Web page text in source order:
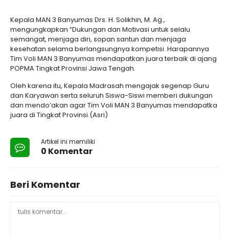
Kepala MAN 3 Banyumas Drs. H. Solikhin, M. Ag.,
mengungkapkan “Dukungan dan Motivasi untuk selalu
semangat, menjaga diri, sopan santun dan menjaga
kesehatan selama berlangsungnya kompetisi. Harapannya
Tim Voli MAN 3 Banyumas mendapatkan juara terbaik di ajang
POPMA Tingkat Provinsi Jawa Tengah.
Oleh karena itu, Kepala Madrasah mengajak segenap Guru
dan Karyawan serta seluruh Siswa-Siswi memberi dukungan
dan mendo’akan agar Tim Voli MAN 3 Banyumas mendapatka
juara di Tingkat Provinsi.(Asri)
Artikel ini memiliki
0 Komentar
Beri Komentar